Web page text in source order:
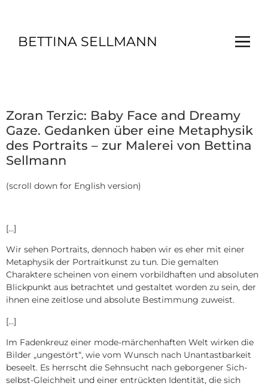
BETTINA SELLMANN
Zoran Terzic: Baby Face and Dreamy
Gaze. Gedanken über eine Metaphysik
des Portraits – zur Malerei von Bettina
Sellmann
(scroll down for English version)
[…]
Wir sehen Portraits, dennoch haben wir es eher mit einer
Metaphysik der Portraitkunst zu tun. Die gemalten
Charaktere scheinen von einem vorbildhaften und absoluten
Blickpunkt aus betrachtet und gestaltet worden zu sein, der
ihnen eine zeitlose und absolute Bestimmung zuweist.
[…]
Im Fadenkreuz einer mode-märchenhaften Welt wirken die
Bilder „ungestört“, wie vom Wunsch nach Unantastbarkeit
beseelt. Es herrscht die Sehnsucht nach geborgener Sich-
selbst-Gleichheit und einer entrückten Identität, die sich